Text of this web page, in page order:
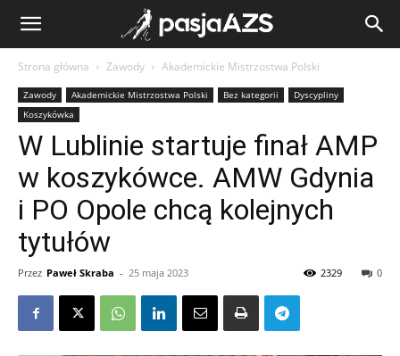
Strona główna Zawody Akademickie Mistrzostwa Polski
Zawody Akademickie Mistrzostwa Polski Bez kategorii
Dyscypliny
Koszykówka
W Lublinie startuje finał AMP
w koszykówce. AMW Gdynia
i PO Opole chcą kolejnych
tytułów
Przez Paweł Skraba - 25 maja 2023 0
2329